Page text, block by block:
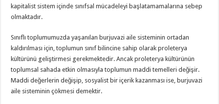
kapitalist sistem içinde sınıfsal mücadeleyi başlatamamalarına sebep
olmaktadır.
Sınıflı toplumumuzda yaşanılan burjuvazi aile sisteminin ortadan
kaldırılması için, toplumun sınıf bilincine sahip olarak proleterya
kültürünü geliştirmesi gerekmektedir. Ancak proleterya kültürünün
toplumsal sahada etkin olmasıyla toplumun maddi temelleri değişir.
Maddi değerlerin değişip, sosyalist bir içerik kazanması ise, burjuvazi
aile sisteminin çökmesi demektir.